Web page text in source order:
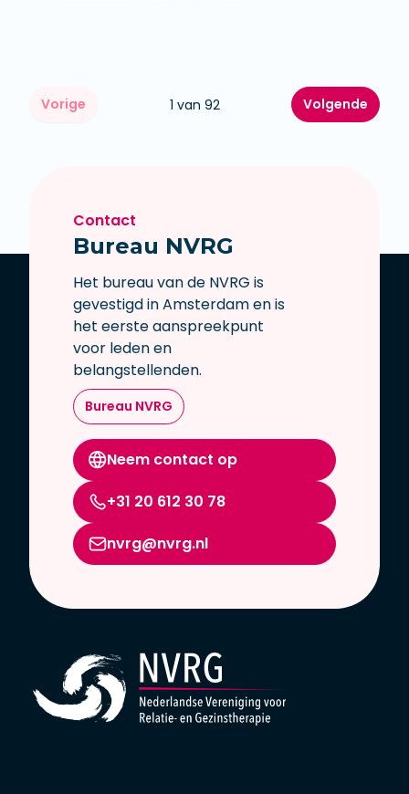
Vorige 1 van 92 Volgende
Contact
Bureau NVRG
Het bureau van de NVRG is
gevestigd in Amsterdam en is
het eerste aanspreekpunt
voor leden en
belangstellenden.
Bureau NVRG
Neem contact op
+31 20 612 30 78
nvrg@nvrg.nl